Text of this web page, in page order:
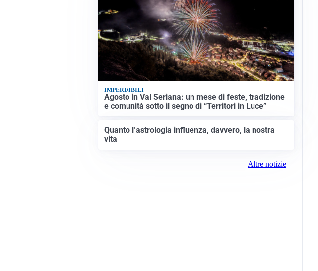
IMPERDIBILI
Agosto in Val Seriana: un mese di feste, tradizione
e comunità sotto il segno di “Territori in Luce”
Quanto l’astrologia influenza, davvero, la nostra
vita
Altre notizie